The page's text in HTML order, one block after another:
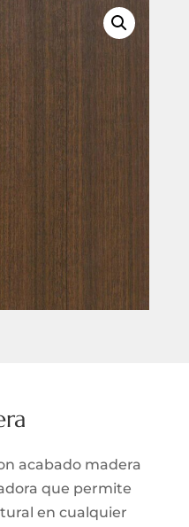
acabado madera
que permite
en cualquier